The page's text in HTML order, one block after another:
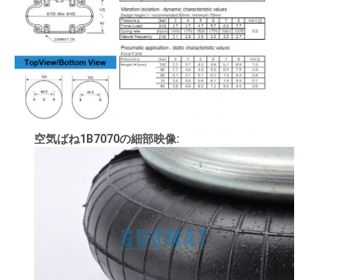
空気ばね1B7070の細部映像: